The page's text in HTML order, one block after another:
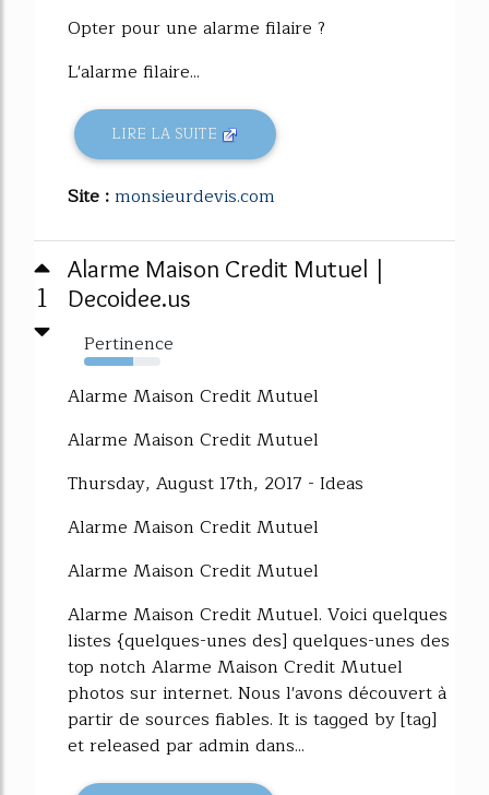
Opter pour une alarme filaire ?
L'alarme filaire...
LIRE LA SUITE
Site :monsieurdevis.com
1
Alarme Maison Credit Mutuel |
Decoidee.us
Pertinence
64%
Alarme Maison Credit Mutuel
Alarme Maison Credit Mutuel
Thursday, August 17th, 2017 - Ideas
Alarme Maison Credit Mutuel
Alarme Maison Credit Mutuel
Alarme Maison Credit Mutuel. Voici quelques
listes {quelques-unes des] quelques-unes des
top notch Alarme Maison Credit Mutuel
photos sur internet. Nous l'avons découvert à
partir de sources fiables. It is tagged by [tag]
et released par admin dans...